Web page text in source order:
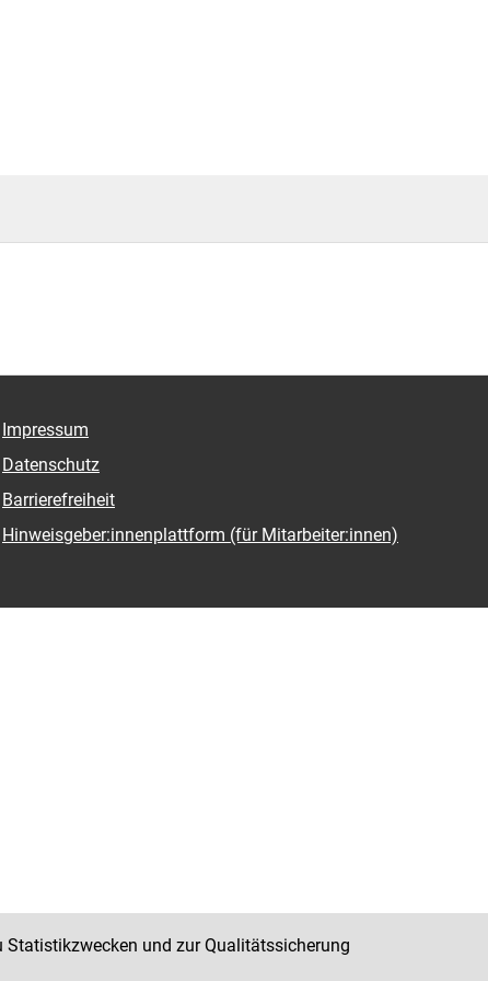
Impressum
Datenschutz
Barrierefreiheit
Hinweisgeber:innenplattform (für Mitarbeiter:innen)
Statistikzwecken und zur Qualitätssicherung